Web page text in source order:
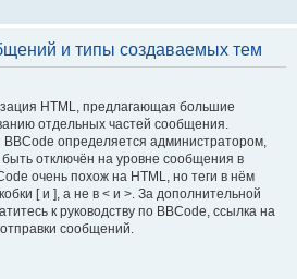
и типы создаваемых тем
HTML, предлагающая большие
отдельных частей сообщения.
BBCode определяется администратором,
отключён на уровне сообщения в
очень похож на HTML, но теги в нём
[ и ], а не в < и >. За дополнительной
к руководству по BBCode, ссылка на
сообщений.